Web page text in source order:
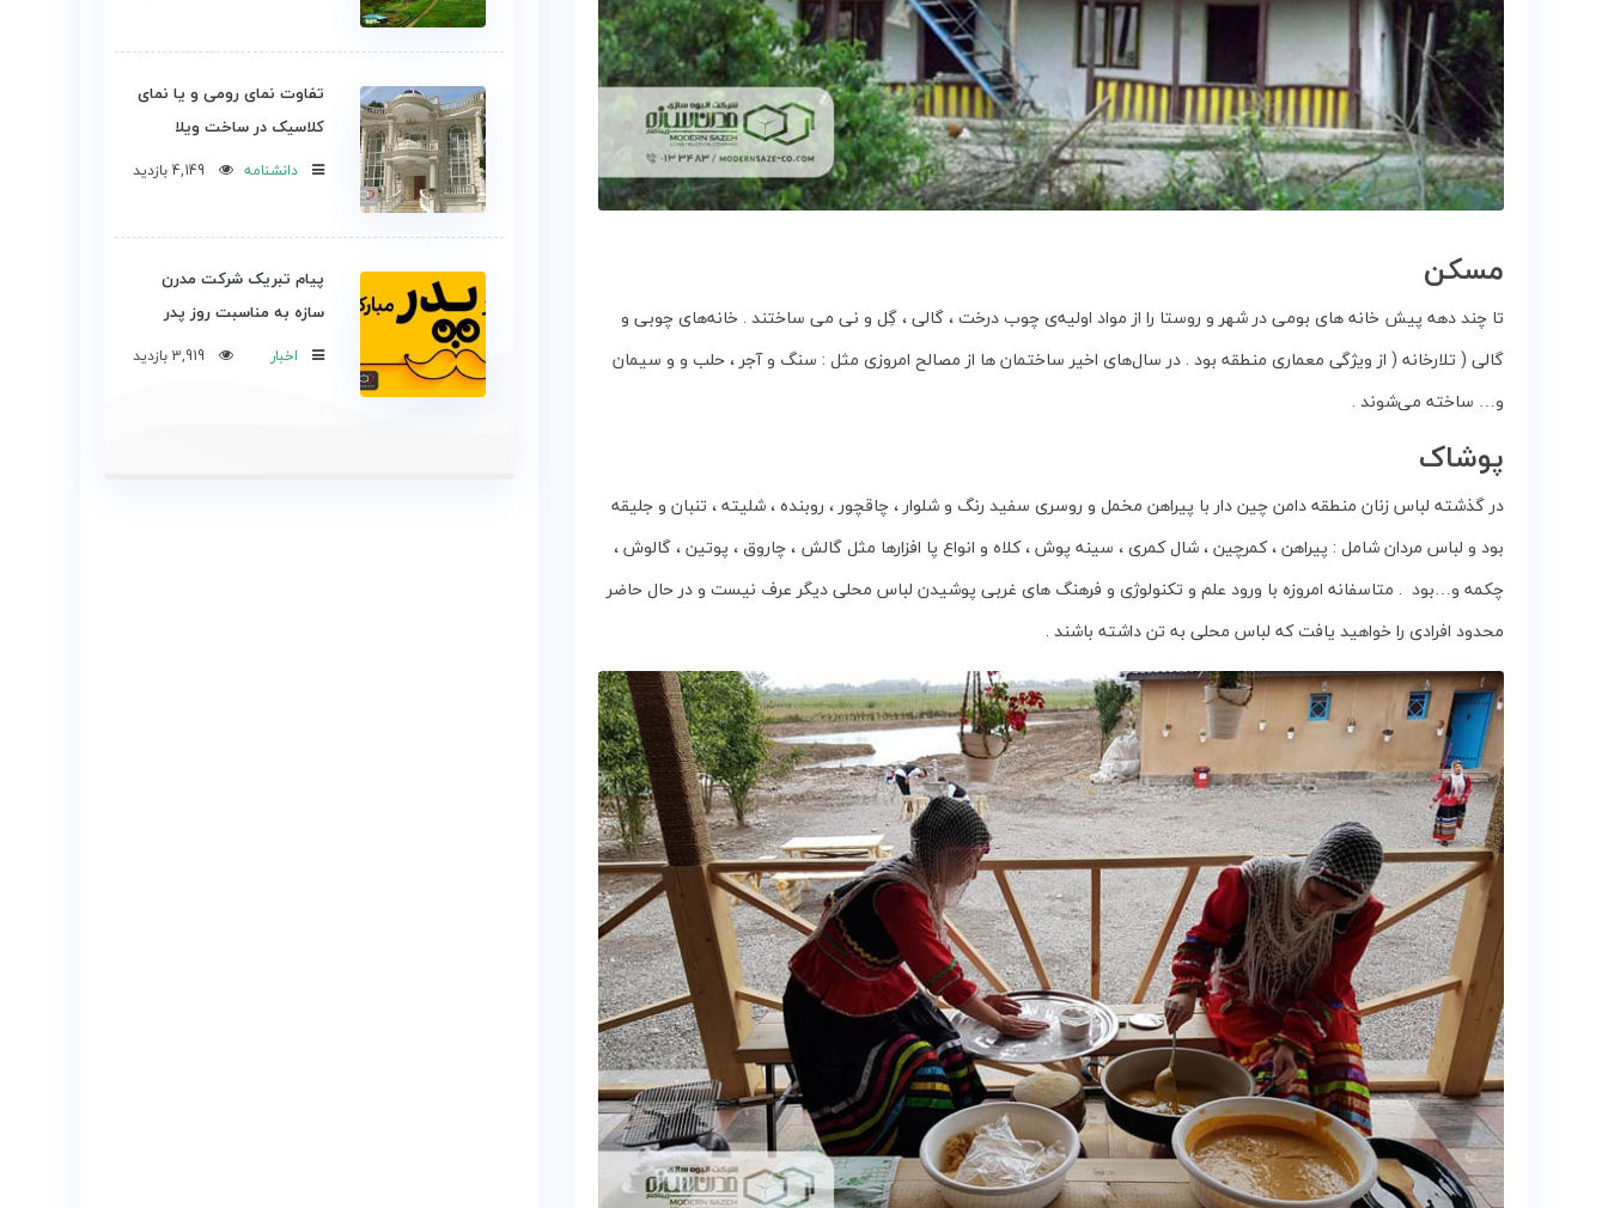
‌مسکن
تا چند دهه‌ پیش‌ خانه های بومی‌ در شهر و روستا را از مواد اولیه‌ی‌ چوب‌ درخت ، گالی ، گِل‌ و نی‌ می ساختند . خانه‌های‌ چوبی‌ و
گالی‌ ( تلارخانه ‌( از ویژگی‌ معماری‌ منطقه‌ بود . در سال‌های‌ اخیر ساختمان ها از مصالح‌ امروزی‌ مثل : سنگ‌ و آجر ، حلب‌ و و سیمان‌
و… ساخته‌ می‌شوند .
‌پوشاک
در گذشته‌ لباس زنان‌ منطقه دامن‌ چین‌ دار با پیراهن‌ مخمل‌ و روسری‌ سفید رنگ‌ و شلوار ، چاقچور ، روبنده ، شلیته ، تنبان و جلیقه‌
بود و لباس‌ مردان‌ شامل : پیراهن ، کمرچین ، شال‌ کمری ، سینه‌ پوش ، کلاه‌ و انواع‌ پا افزارها مثل‌ گالش ، چاروق ، پوتین ، گالوش ،
چکمه‌ و…بود . متاسفانه امروزه با ورود علم و تکنولوژی و فرهنگ های غربی پوشیدن لباس محلی دیگر عرف نیست و در حال حاضر
محدود افرادی را خواهید یافت که لباس محلی به تن داشته باشند .
تفاوت نمای رومی و یا نمای
کلاسیک در ساخت ویلا
دانشنامه 4,149 بازدید
پیام تبریک شرکت مدرن
سازه به مناسبت روز پدر
اخبار 3,919 بازدید